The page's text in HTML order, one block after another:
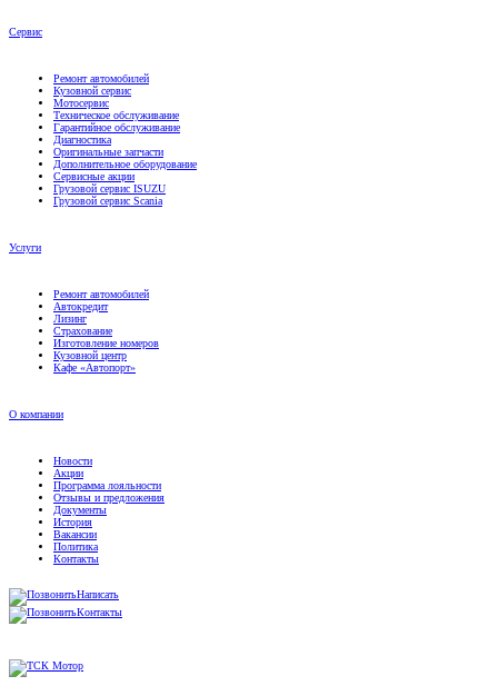
Кузовной сервис
Мотосервис
Техническое обслуживание
Гарантийное обслуживание
Диагностика
Оригинальные запчасти
Дополнительное оборудование
Сервисные акции
Грузовой сервис ISUZU
Грузовой сервис Scania
Автокредит
Лизинг
Страхование
Изготовление номеров
Кузовной центр
Кафе «Автопорт»
Акции
Программа лояльности
Отзывы и предложения
Документы
История
Вакансии
Политика
Контакты
Контакты